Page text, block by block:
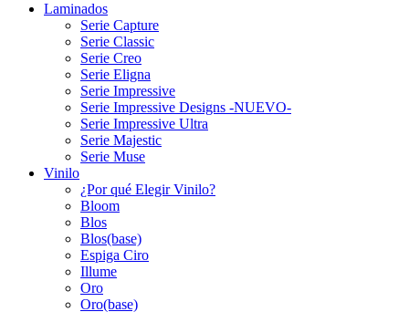
Laminados
Serie Capture
Serie Classic
Serie Creo
Serie Eligna
Serie Impressive
Serie Impressive Designs -NUEVO-
Serie Impressive Ultra
Serie Majestic
Serie Muse
Vinilo
¿Por qué Elegir Vinilo?
Bloom
Blos
Blos(base)
Espiga Ciro
Illume
Oro
Oro(base)